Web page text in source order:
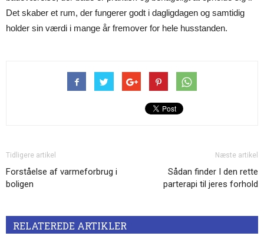
Det skaber et rum, der fungerer godt i dagligdagen og samtidig
holder sin værdi i mange år fremover for hele husstanden.
Tidligere artikel
Forståelse af varmeforbrug i
boligen
Næste artikel
Sådan finder I den rette
parterapi til jeres forhold
RELATEREDE ARTIKLER